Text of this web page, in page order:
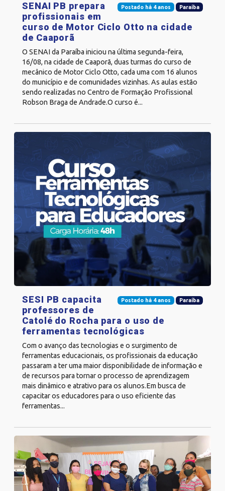
Postado há 4 anos Paraíba
SENAI PB prepara
profissionais em
curso de Motor Ciclo Otto na cidade
de Caaporã
O SENAI da Paraíba iniciou na última segunda-feira,
16/08, na cidade de Caaporã, duas turmas do curso de
mecânico de Motor Ciclo Otto, cada uma com 16 alunos
do município e de comunidades vizinhas. As aulas estão
sendo realizadas no Centro de Formação Profissional
Robson Braga de Andrade.O curso é...
Postado há 4 anos Paraíba
SESI PB capacita
professores de
Catolé do Rocha para o uso de
ferramentas tecnológicas
Com o avanço das tecnologias e o surgimento de
ferramentas educacionais, os profissionais da educação
passaram a ter uma maior disponibilidade de informação e
de recursos para tornar o processo de aprendizagem
mais dinâmico e atrativo para os alunos.Em busca de
capacitar os educadores para o uso eficiente das
ferramentas...